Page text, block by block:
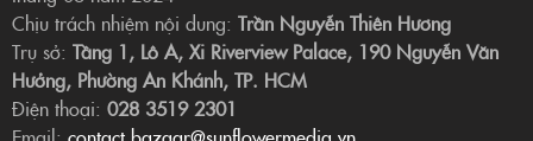
Chịu trách nhiệm nội dung: Trần Nguyễn Thiên Hương
Trụ sở: Tầng 1, Lô A, Xi Riverview Palace, 190 Nguyễn Văn
Hưởng, Phường An Khánh, TP. HCM
Điện thoại: 028 3519 2301